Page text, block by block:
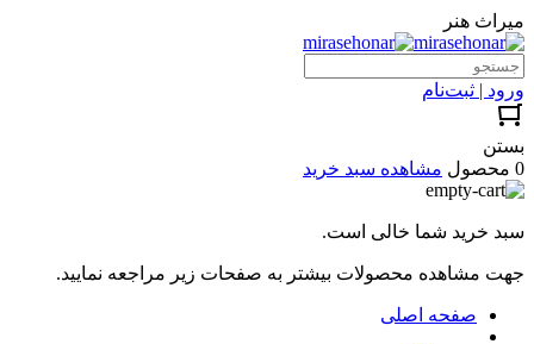
میراث هنر
ورود | ثبت‌نام
بستن
0 محصول
مشاهده سبد خرید
سبد خرید شما خالی است.
جهت مشاهده محصولات بیشتر به صفحات زیر مراجعه نمایید.
صفحه اصلی